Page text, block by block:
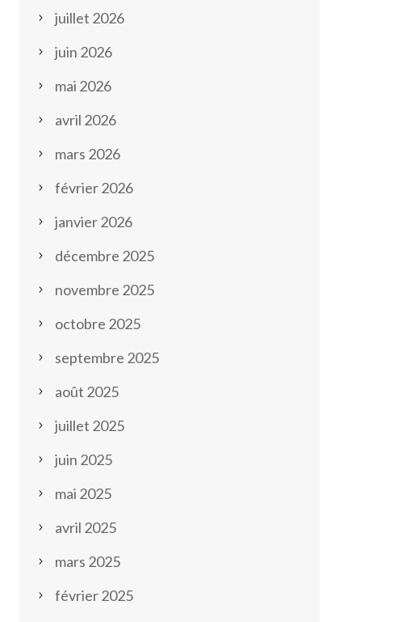
juillet 2026
juin 2026
mai 2026
avril 2026
mars 2026
février 2026
janvier 2026
décembre 2025
novembre 2025
octobre 2025
septembre 2025
août 2025
juillet 2025
juin 2025
mai 2025
avril 2025
mars 2025
février 2025